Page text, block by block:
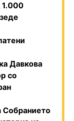
1.000
Давкова
со
Собранието